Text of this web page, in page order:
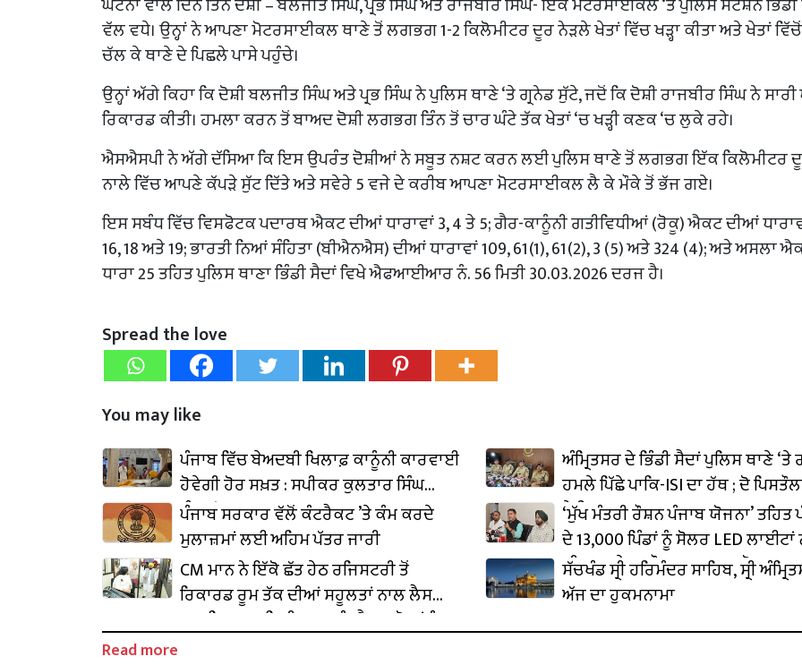
ਵੱਲ ਵਧੇ। ਉਨ੍ਹਾਂ ਨੇ ਆਪਣਾ ਮੋਟਰਸਾਈਕਲ ਥਾਣੇ ਤੋਂ ਲਗਭਗ 1-2 ਕਿਲੋਮੀਟਰ ਦੂਰ ਨੇੜਲੇ ਖੇਤਾਂ ਵਿੱਚ ਖੜ੍ਹਾ ਕੀਤਾ ਅਤੇ ਖੇਤਾਂ
ਚੱਲ ਕੇ ਥਾਣੇ ਦੇ ਪਿਛਲੇ ਪਾਸੇ ਪਹੁੰਚੇ।
ਉਨ੍ਹਾਂ ਅੱਗੇ ਕਿਹਾ ਕਿ ਦੋਸ਼ੀ ਬਲਜੀਤ ਸਿੰਘ ਅਤੇ ਪ੍ਰਭ ਸਿੰਘ ਨੇ ਪੁਲਿਸ ਥਾਣੇ ‘ਤੇ ਗ੍ਰਨੇਡ ਸੁੱਟੇ, ਜਦੋਂ ਕਿ ਦੋਸ਼ੀ ਰਾਜਬੀਰ ਸਿੰਘ ਨੇ
ਰਿਕਾਰਡ ਕੀਤੀ। ਹਮਲਾ ਕਰਨ ਤੋਂ ਬਾਅਦ ਦੋਸ਼ੀ ਲਗਭਗ ਤਿੰਨ ਤੋਂ ਚਾਰ ਘੰਟੇ ਤੱਕ ਖੇਤਾਂ ‘ਚ ਖੜ੍ਹੀ ਕਣਕ ‘ਚ ਲੁਕੇ ਰਹੇ।
ਐਸਐਸਪੀ ਨੇ ਅੱਗੇ ਦੱਸਿਆ ਕਿ ਇਸ ਉਪਰੰਤ ਦੋਸ਼ੀਆਂ ਨੇ ਸਬੂਤ ਨਸ਼ਟ ਕਰਨ ਲਈ ਪੁਲਿਸ ਥਾਣੇ ਤੋਂ ਲਗਭਗ ਇੱਕ ਕਿਲੋਮੀਟਰ
ਨਾਲੇ ਵਿੱਚ ਆਪਣੇ ਕੱਪੜੇ ਸੁੱਟ ਦਿੱਤੇ ਅਤੇ ਸਵੇਰੇ 5 ਵਜੇ ਦੇ ਕਰੀਬ ਆਪਣਾ ਮੋਟਰਸਾਈਕਲ ਲੈ ਕੇ ਮੌਕੇ ਤੋਂ ਭੱਜ ਗਏ।
ਇਸ ਸਬੰਧ ਵਿੱਚ ਵਿਸਫੋਟਕ ਪਦਾਰਥ ਐਕਟ ਦੀਆਂ ਧਾਰਾਵਾਂ 3, 4 ਤੇ 5; ਗੈਰ-ਕਾਨੂੰਨੀ ਗਤੀਵਿਧੀਆਂ (ਰੋਕੂ) ਐਕਟ ਦੀਆਂ
16, 18 ਅਤੇ 19; ਭਾਰਤੀ ਨਿਆਂ ਸੰਹਿਤਾ (ਬੀਐਨਐਸ) ਦੀਆਂ ਧਾਰਾਵਾਂ 109, 61(1), 61(2), 3 (5) ਅਤੇ 324 (4); ਅਤੇ ਅਸਲਾ
ਧਾਰਾ 25 ਤਹਿਤ ਪੁਲਿਸ ਥਾਣਾ ਭਿੰਡੀ ਸੈਦਾਂ ਵਿਖੇ ਐਫਆਈਆਰ ਨੰ. 56 ਮਿਤੀ 30.03.2026 ਦਰਜ ਹੈ।
Spread the love
You may like
ਪੰਜਾਬ ਵਿੱਚ ਬੇਅਦਬੀ ਖਿਲਾਫ਼ ਕਾਨੂੰਨੀ ਕਾਰਵਾਈ
ਹੋਵੇਗੀ ਹੋਰ ਸਖ਼ਤ : ਸਪੀਕਰ ਕੁਲਤਾਰ ਸਿੰਘ
ਸੰਧਵਾਂ
ਅੰਮ੍ਰਿਤਸਰ ਦੇ ਭਿੰਡੀ ਸੈਦਾਂ ਪੁਲਿਸ ਥਾਣੇ ‘ਤੇ
ਹਮਲੇ ਪਿੱਛੇ ਪਾਕਿ-ISI ਦਾ ਹੱਥ ; ਦੋ
ਛੇ ਗ੍ਰਿਫ਼ਤਾਰ
ਪੰਜਾਬ ਸਰਕਾਰ ਵੱਲੋਂ ਕੰਟਰੈਕਟ ’ਤੇ ਕੰਮ ਕਰਦੇ
ਮੁਲਾਜ਼ਮਾਂ ਲਈ ਅਹਿਮ ਪੱਤਰ ਜਾਰੀ
‘ਮੁੱਖ ਮੰਤਰੀ ਰੌਸ਼ਨ ਪੰਜਾਬ ਯੋਜਨਾ’ ਤਹਿਤ
ਦੇ 13,000 ਪਿੰਡਾਂ ਨੂੰ ਸੋਲਰ LED ਲਾਈਟਾਂ
ਕੀਤਾ ਜਾਵੇਗਾ ਰੌਸ਼ਨ : ਅਮਨ ਅਰੋੜਾ
CM ਮਾਨ ਨੇ ਇੱਕੋ ਛੱਤ ਹੇਠ ਰਜਿਸਟਰੀ ਤੋਂ
ਰਿਕਾਰਡ ਰੂਮ ਤੱਕ ਦੀਆਂ ਸਹੂਲਤਾਂ ਨਾਲ ਲੈਸ
ਆਧੁਨਿਕ ਸਬ-ਡਿਵੀਜ਼ਨਲ ਕੰਪਲੈਕਸ ਲੋਕਾਂ ਨੂੰ
ਸੱਚਖੰਡ ਸ੍ਰੀ ਹਰਿਮੰਦਰ ਸਾਹਿਬ, ਸ੍ਰੀ
ਅੱਜ ਦਾ ਹੁਕਮਨਾਮਾ
Read more